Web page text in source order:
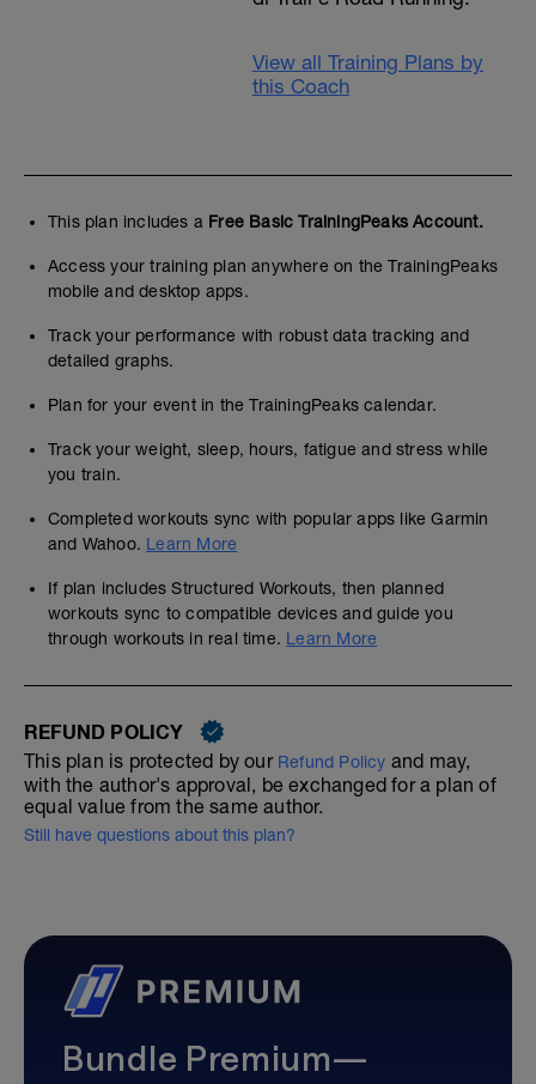
View all Training Plans by
this Coach
This plan includes a Free Basic TrainingPeaks Account.
Access your training plan anywhere on the TrainingPeaks
mobile and desktop apps.
Track your performance with robust data tracking and
detailed graphs.
Plan for your event in the TrainingPeaks calendar.
Track your weight, sleep, hours, fatigue and stress while
you train.
Completed workouts sync with popular apps like Garmin
and Wahoo. Learn More
If plan includes Structured Workouts, then planned
workouts sync to compatible devices and guide you
through workouts in real time. Learn More
REFUND POLICY
This plan is protected by our Refund Policy and may,
with the author's approval, be exchanged for a plan of
equal value from the same author.
Still have questions about this plan?
Bundle Premium—